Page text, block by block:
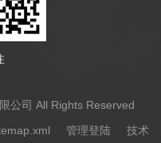
公司 All Rights Reserved
管理登陆技术